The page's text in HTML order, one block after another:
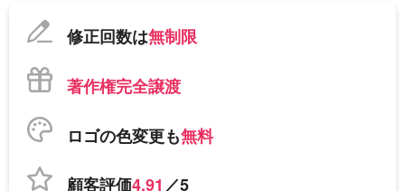
修正回数は無制限
著作権完全譲渡
ロゴの色変更も無料
顧客評価4.91／5